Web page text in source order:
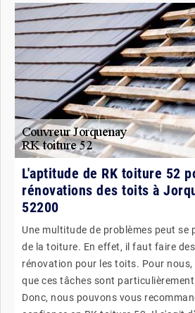
L'aptitude de RK toiture 52
rénovations des toits à
52200
Une multitude de problèmes peut se
de la toiture. En effet, il faut faire
rénovation pour les toits. Pour
que ces tâches sont
Donc, nous pouvons vous